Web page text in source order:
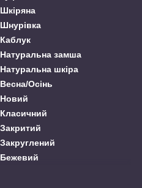
Шкіряна
Шнурівка
Каблук
Натуральна замша
Натуральна шкіра
Весна/Осінь
Новий
Класичний
Закритий
Закруглений
Бежевий